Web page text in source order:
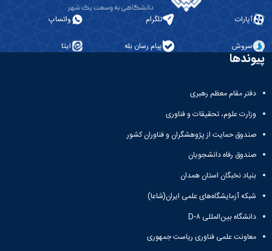
آپارات تلگرام واتساپ
سروش پیام رسان بله ایتا
پیوندها
دفتر مقام معظم رهبری
وزارت علوم، تحقیقات و فناوری
صندوق حمایت از پژوهشگران و فناوران کشور
صندوق رفاه دانشجویان
بنیاد نخبگان استان همدان
شبکه آزمایشگاه‌های علمی ایران(شاعا)
دانشگاه بین‌المللی D-۸
معاونت علمی فناوری ریاست جمهوری